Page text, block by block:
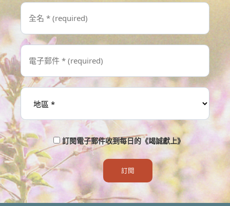
訂閱電子郵件收到每日的《竭誠獻上》